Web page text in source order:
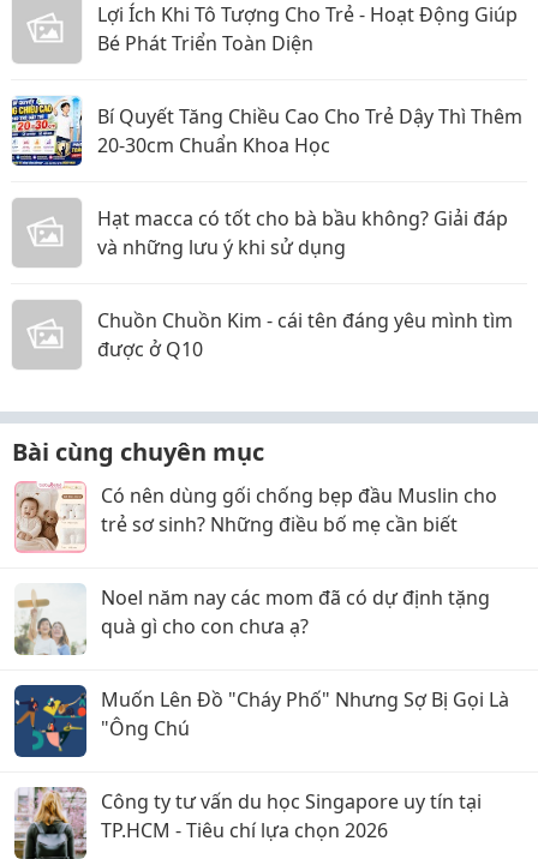
Lợi Ích Khi Tô Tượng Cho Trẻ - Hoạt Động Giúp
Bé Phát Triển Toàn Diện
Bí Quyết Tăng Chiều Cao Cho Trẻ Dậy Thì Thêm
20-30cm Chuẩn Khoa Học
Hạt macca có tốt cho bà bầu không? Giải đáp
và những lưu ý khi sử dụng
Chuồn Chuồn Kim - cái tên đáng yêu mình tìm
được ở Q10
Bài cùng chuyên mục
Có nên dùng gối chống bẹp đầu Muslin cho
trẻ sơ sinh? Những điều bố mẹ cần biết
Noel năm nay các mom đã có dự định tặng
quà gì cho con chưa ạ?
Muốn Lên Đồ "Cháy Phố" Nhưng Sợ Bị Gọi Là
"Ông Chú
Công ty tư vấn du học Singapore uy tín tại
TP.HCM - Tiêu chí lựa chọn 2026